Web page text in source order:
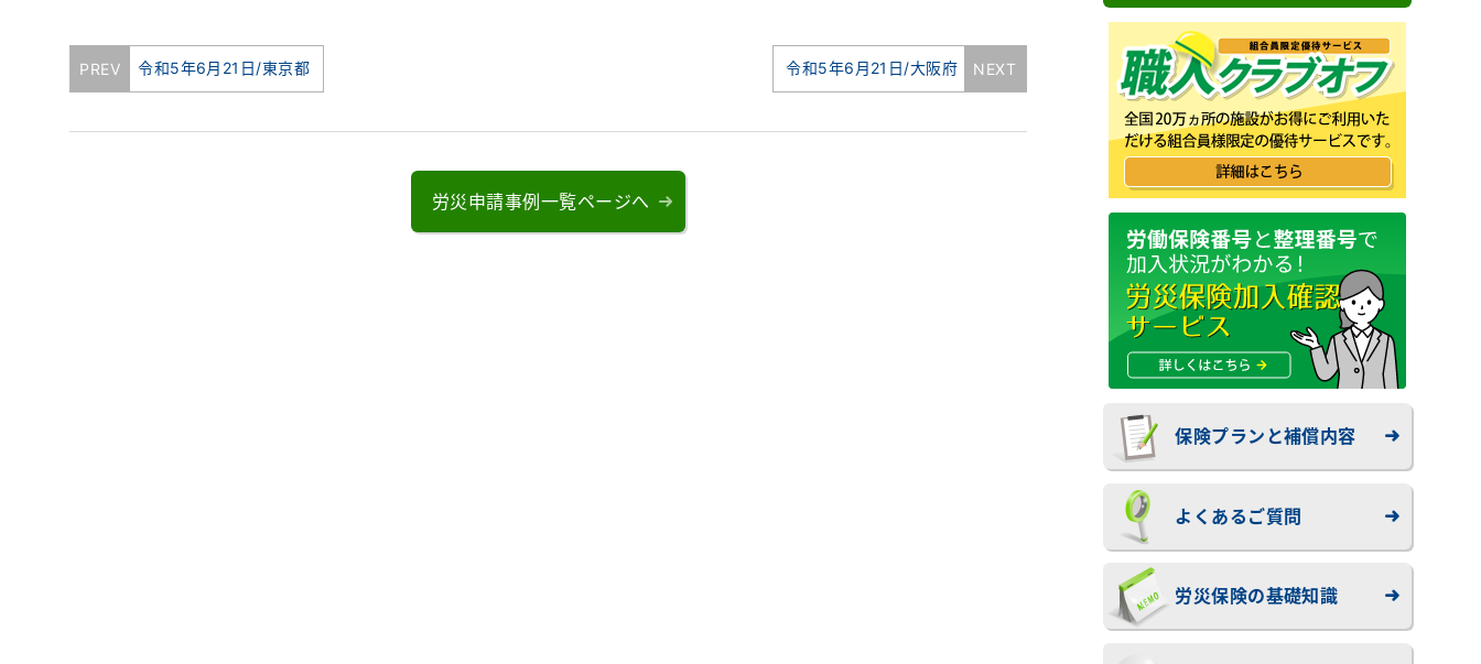
PREV 令和5年6月21日/東京都 NEXT
令和5年6月21日/大阪府
労災申請事例一覧ページへ
保険プランと補償内容
よくあるご質問
労災保険の基礎知識